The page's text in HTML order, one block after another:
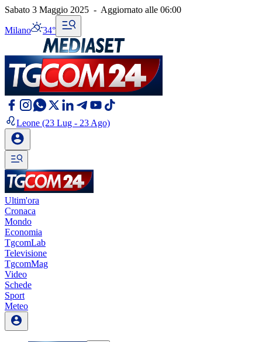
Sabato 3 Maggio 2025 - Aggiornato alle 06:00
Milano 34°
Leone (23 Lug - 23 Ago)
Ultim'ora
Cronaca
Mondo
Economia
TgcomLab
Televisione
TgcomMag
Video
Schede
Sport
Meteo